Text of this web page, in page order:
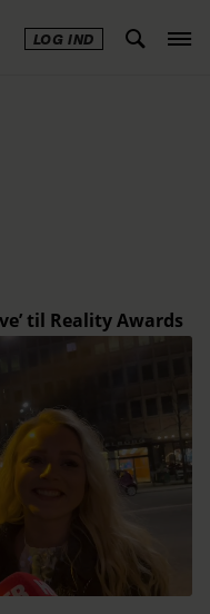
LOG IND